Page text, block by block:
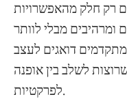
רק חלק מהאפשרויות
ומרהיבים מבלי לוותר
מתקדמים דואגים לעצב
לשלב בין אופנה
לפרקטיות.